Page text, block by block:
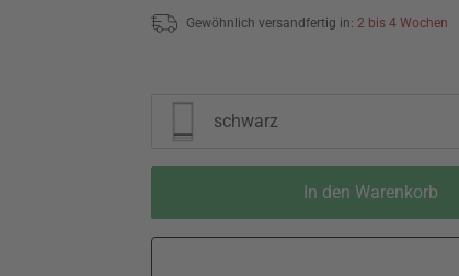
Gewöhnlich versandfertig in: 2 bis 4 Wochen
schwarz
In den Warenkorb